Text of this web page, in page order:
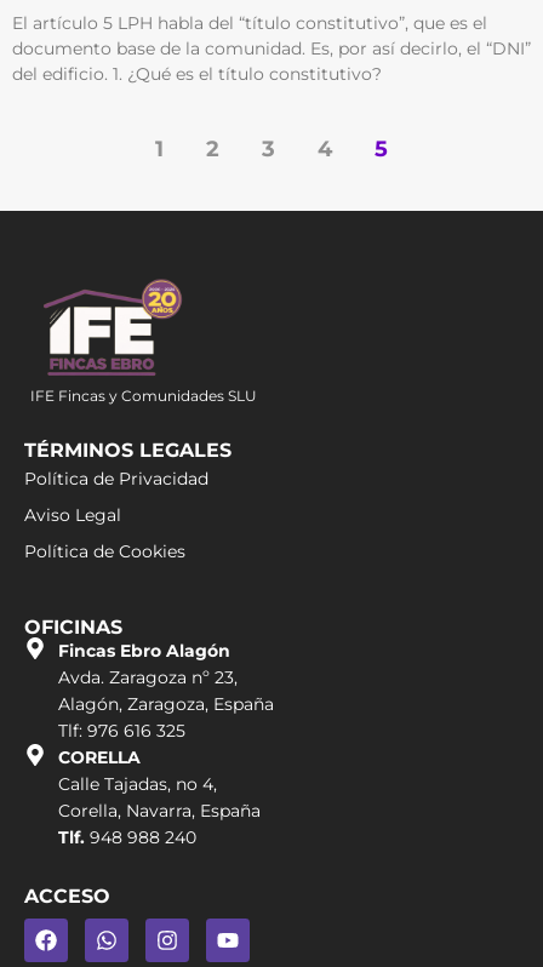
El artículo 5 LPH habla del “título constitutivo”, que es el
documento base de la comunidad. Es, por así decirlo, el “DNI”
del edificio. 1. ¿Qué es el título constitutivo?
1 2 3 4 5
IFE Fincas y Comunidades SLU
TÉRMINOS LEGALES
Política de Privacidad
Aviso Legal
Política de Cookies
OFICINAS
Fincas Ebro Alagón
Avda. Zaragoza nº 23,
Alagón, Zaragoza, España
Tlf: 976 616 325
CORELLA
Calle Tajadas, no 4,
Corella, Navarra, España
Tlf. 948 988 240
ACCESO